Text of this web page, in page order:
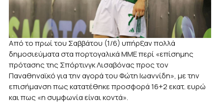
Από το πρωί του Σαββάτου (1/6) υπήρξαν πολλά
δημοσιεύματα στα πορτογαλικά ΜΜΕ περί «επίσημης
πρότασης της Σπόρτινγκ Λισαβόνας προς τον
Παναθηναϊκό για την αγορά του Φώτη Ιωαννίδη», με την
επισήμανση πως κατατέθηκε προσφορά 16+2 εκατ. ευρώ
και πως «η συμφωνία είναι κοντά».